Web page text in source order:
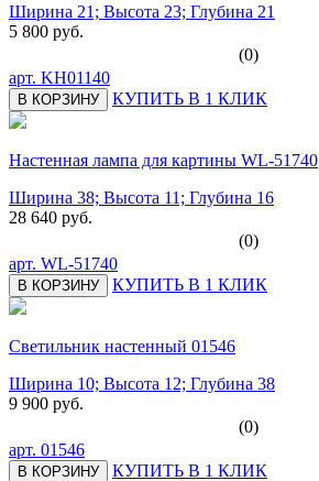
Ширина 21; Высота 23; Глубина 21
5 800 руб.
(0)
арт. KH01140
В КОРЗИНУ КУПИТЬ В 1 КЛИК
Настенная лампа для картины WL-51740
Ширина 38; Высота 11; Глубина 16
28 640 руб.
(0)
арт. WL-51740
В КОРЗИНУ КУПИТЬ В 1 КЛИК
Светильник настенный 01546
Ширина 10; Высота 12; Глубина 38
9 900 руб.
(0)
арт. 01546
В КОРЗИНУ
КУПИТЬ В 1 КЛИК